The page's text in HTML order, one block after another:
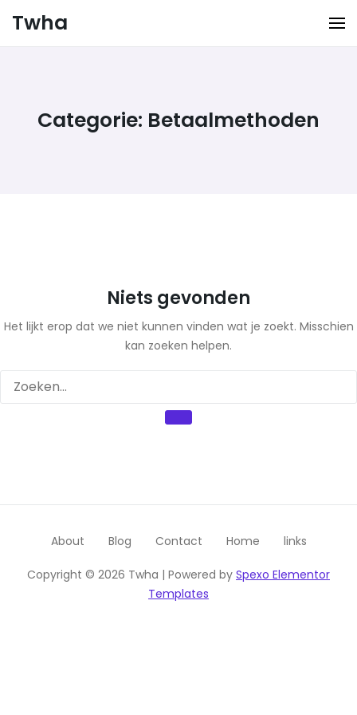
naar
de
Twha
Categorie: Betaalmethoden
Niets gevonden
Het lijkt erop dat we niet kunnen vinden wat je zoekt. Misschien
kan zoeken helpen.
Copyright © 2026 Twha | Powered by Spexo Elementor
Templates
About Blog Contact Home links